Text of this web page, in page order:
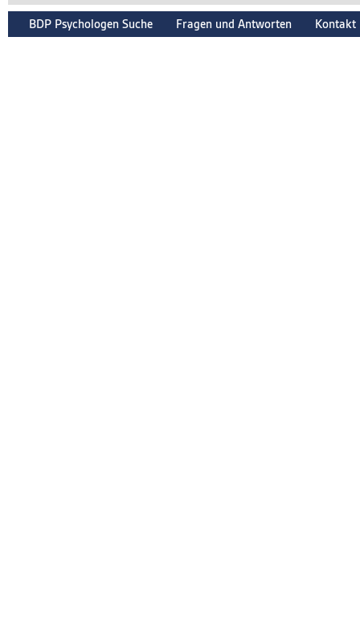
BDP Psychologen Suche Fragen und Antworten Kontakt